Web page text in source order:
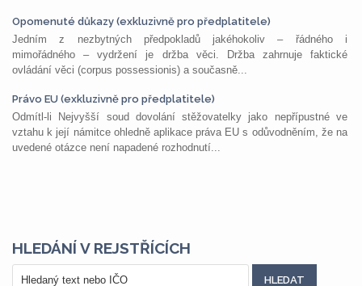
Opomenuté důkazy (exkluzivně pro předplatitele)
Jedním z nezbytných předpokladů jakéhokoliv – řádného i
mimořádného – vydržení je držba věci. Držba zahrnuje faktické
ovládání věci (corpus possessionis) a současně...
Právo EU (exkluzivně pro předplatitele)
Odmítl-li Nejvyšší soud dovolání stěžovatelky jako nepřípustné ve
vztahu k její námitce ohledně aplikace práva EU s odůvodněním, že na
uvedené otázce není napadené rozhodnutí...
HLEDÁNÍ V REJSTŘÍCÍCH